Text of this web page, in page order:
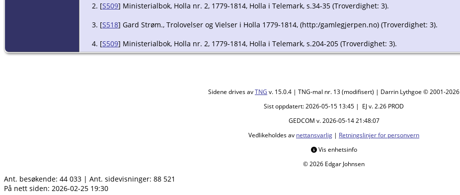
[S509] Ministerialbok, Holla nr. 2, 1779-1814, Holla i Telemark, s.34-35 (Troverdighet: 3).
[S518] Gard Strøm., Trolovelser og Vielser i Holla 1779-1814, (http:/gamlegjerpen.no) (Troverdighet: 3).
[S509] Ministerialbok, Holla nr. 2, 1779-1814, Holla i Telemark, s.204-205 (Troverdighet: 3).
Sidene drives avTNG v. 15.0.4 | TNG-mal nr. 13 (modifisert) | Darrin Lythgoe © 2001-2026
Sist oppdatert: 2026-05-15 13:45 | EJ v. 2.26 PROD
GEDCOM v. 2026-05-14 21:48:07
Vedlikeholdes av nettansvarlig | Retningslinjer for personvern
Vis enhetsinfo
© 2026 Edgar Johnsen
Ant. besøkende: 44 033 | Ant. sidevisninger: 88 521
På nett siden: 2026-02-25 19:30